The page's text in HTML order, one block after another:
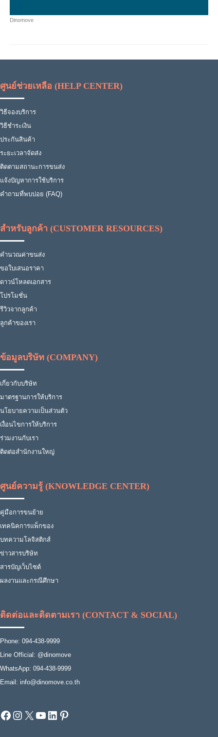
Dinomove
ศูนย์ช่วยเหลือ (HELP CENTER)
วิธีจองบริการ
วิธีชำระเงิน
ประกันสินค้า
ระยะเวลาจัดส่ง
ติดตามสถานะการขนส่ง
แจ้งปัญหาการใช้บริการ
คำถามที่พบบ่อย (FAQ)
สำหรับลูกค้า (CUSTOMER RESOURCES)
คำนวณค่าขนส่ง
ขอใบเสนอราคา
ดาวน์โหลดเอกสาร
โปรโมชั่น
รีวิวจากลูกค้า
ลูกค้าของเรา
ข้อมูลบริษัท (COMPANY)
เกี่ยวกับบริษัท
มาตรฐานการให้บริการ
นโยบายความเป็นส่วนตัว
เงื่อนไขการให้บริการ
ร่วมงานกับเรา
ติดต่อสำนักงานใหญ่
ศูนย์ความรู้ (KNOWLEDGE CENTER)
คู่มือการขนย้าย
เทคนิคการแพ็กของ
บทความโลจิสติกส์
ข่าวสารบริษัท
สารบัญเว็บไซต์
ผลงานและกรณีศึกษา
ติดต่อและติดตามเรา (CONTACT & SOCIAL)
Phone: 094-438-9999
Line Official: @dinomove
WhatsApp: 094-438-9999
Email: info@dinomove.co.th
Facebook
Instagram
X YouTube
LinkedIn
Pinterest